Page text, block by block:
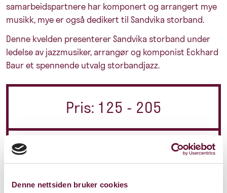
Denne nettsiden bruker cookies
samarbeidspartnere har komponert og arrangert mye
musikk, mye er også dedikert til Sandvika storband.
Denne kvelden presenterer Sandvika storband under
ledelse av jazzmusiker, arrangør og komponist Eckhard
Baur et spennende utvalg storbandjazz.
Pris: 125 - 205
Varighet: 1 t 45 min
m/pause